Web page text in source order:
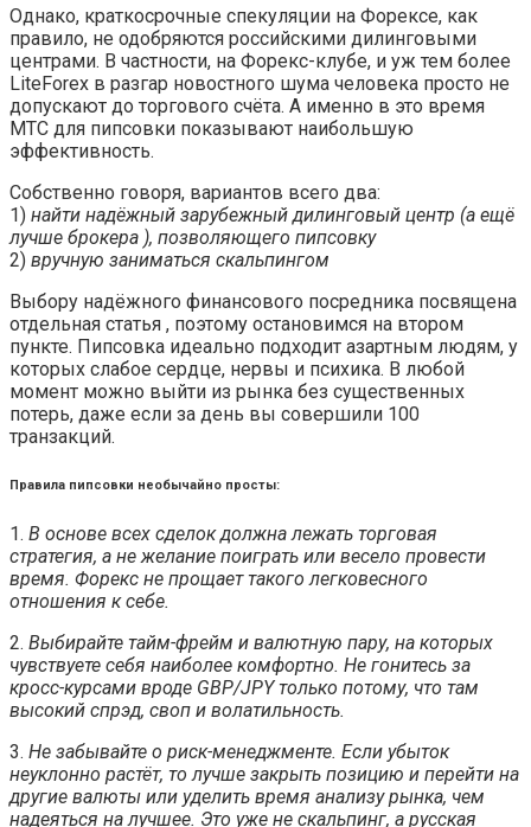
Однако, краткосрочные спекуляции на Форексе, как
правило, не одобряются российскими дилинговыми
центрами. В частности, на Форекс-клубе, и уж тем более
LiteForex в разгар новостного шума человека просто не
допускают до торгового счёта. А именно в это время
МТС для пипсовки показывают наибольшую
эффективность.
Собственно говоря, вариантов всего два:
1) найти надёжный зарубежный дилинговый центр (а ещё
лучше брокера ), позволяющего пипсовку
2) вручную заниматься скальпингом
Выбору надёжного финансового посредника посвящена
отдельная статья , поэтому остановимся на втором
пункте. Пипсовка идеально подходит азартным людям, у
которых слабое сердце, нервы и психика. В любой
момент можно выйти из рынка без существенных
потерь, даже если за день вы совершили 100
транзакций.
Правила пипсовки необычайно просты:
1. В основе всех сделок должна лежать торговая
стратегия, а не желание поиграть или весело провести
время. Форекс не прощает такого легковесного
отношения к себе.
2. Выбирайте тайм-фрейм и валютную пару, на которых
чувствуете себя наиболее комфортно. Не гонитесь за
кросс-курсами вроде GBP/JPY только потому, что там
высокий спрэд, своп и волатильность.
3. Не забывайте о риск-менеджменте. Если убыток
неуклонно растёт, то лучше закрыть позицию и перейти на
другие валюты или уделить время анализу рынка, чем
надеяться на лучшее. Это уже не скальпинг, а русская